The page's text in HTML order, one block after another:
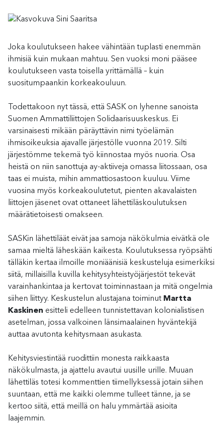
Joka koulutukseen hakee vähintään tuplasti enemmän
ihmisiä kuin mukaan mahtuu. Sen vuoksi moni pääsee
koulutukseen vasta toisella yrittämällä – kuin
suositumpaankin korkeakouluun.
Todettakoon nyt tässä, että SASK on lyhenne sanoista
Suomen Ammattiliittojen Solidaarisuuskeskus. Ei
varsinaisesti mikään päräyttävin nimi työelämän
ihmisoikeuksia ajavalle järjestölle vuonna 2019. Silti
järjestömme tekemä työ kiinnostaa myös nuoria. Osa
heistä on niin sanottuja ay-aktiiveja omassa liitossaan, osa
taas ei muista, mihin ammattiosastoon kuuluu. Viime
vuosina myös korkeakoulutetut, pienten akavalaisten
liittojen jäsenet ovat ottaneet lähettiläskoulutuksen
määrätietoisesti omakseen.
SASKin lähettiläät eivät jaa samoja näkökulmia eivätkä ole
samaa mieltä läheskään kaikesta. Koulutuksessa ryöpsähti
tälläkin kertaa ilmoille moniäänisiä keskusteluja esimerkiksi
siitä, millaisilla kuvilla kehitysyhteistyöjärjestöt tekevät
varainhankintaa ja kertovat toiminnastaan ja mitä ongelmia
siihen liittyy. Keskustelun alustajana toiminut Martta
Kaskinen esitteli edelleen tunnistettavan kolonialistisen
asetelman, jossa valkoinen länsimaalainen hyväntekijä
auttaa avutonta kehitysmaan asukasta.
Kehitysviestintää ruodittiin monesta raikkaasta
näkökulmasta, ja ajattelu avautui uusille urille. Muuan
lähettiläs totesi kommenttien tiimellyksessä jotain siihen
suuntaan, että me kaikki olemme tulleet tänne, ja se
kertoo siitä, että meillä on halu ymmärtää asioita
laajemmin.